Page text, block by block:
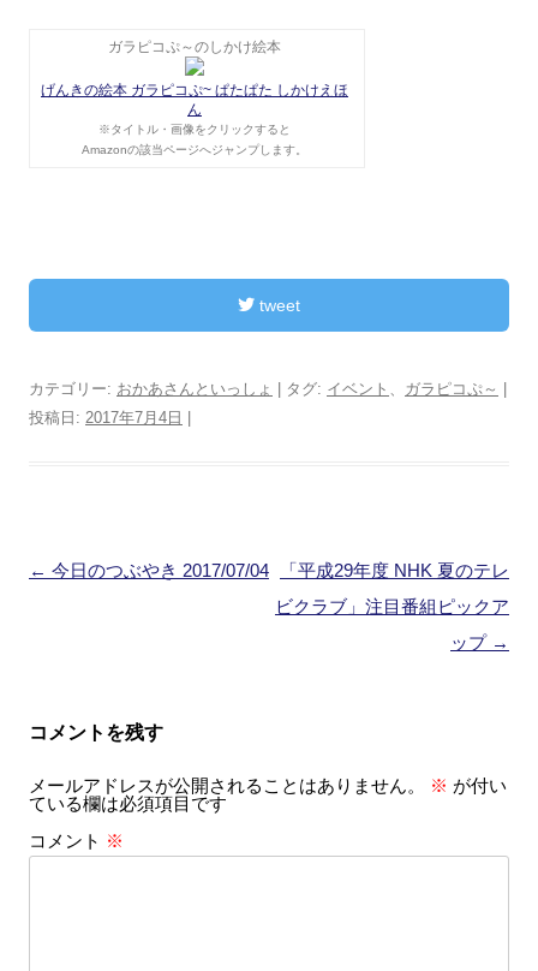
ガラピコぷ～のしかけ絵本
げんきの絵本 ガラピコぷ~ ぱたぱた しかけえほ
ん
※タイトル・画像をクリックすると
Amazonの該当ページへジャンプします。
tweet
カテゴリー: おかあさんといっしょ | タグ: イベント 、 ガラピコぷ～
投稿日: 2017年7月4日
投
シ
ン
← 今日のつぶやき 2017/07/04
「平成29年度 NHK 夏のテレ
ビクラブ」注目番組ピックア
ップ →
コメントを残す
メールアドレスが公開されることはありません。 ※ が付い
ている欄は必須項目です
コメント ※